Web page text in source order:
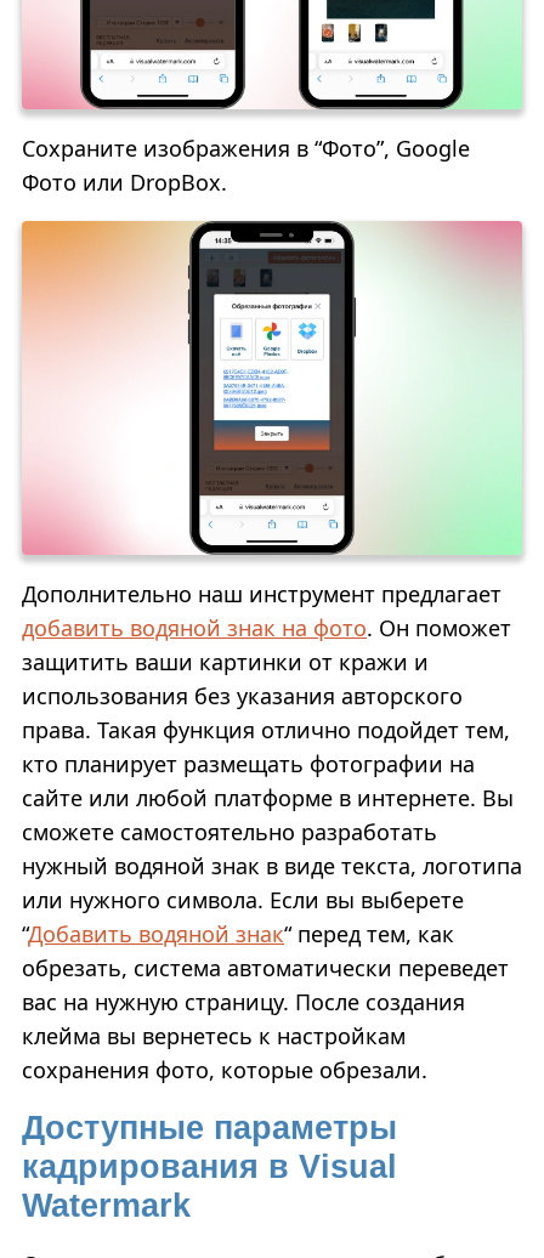
Сохраните изображения в “Фото”, Google
Фото или DropBox.
Дополнительно наш инструмент предлагает
добавить водяной знак на фото. Он поможет
защитить ваши картинки от кражи и
использования без указания авторского
права. Такая функция отлично подойдет тем,
кто планирует размещать фотографии на
сайте или любой платформе в интернете. Вы
сможете самостоятельно разработать
нужный водяной знак в виде текста, логотипа
или нужного символа. Если вы выберете
“Добавить водяной знак“ перед тем, как
обрезать, система автоматически переведет
вас на нужную страницу. После создания
клейма вы вернетесь к настройкам
сохранения фото, которые обрезали.
Доступные параметры
кадрирования в Visual
Watermark